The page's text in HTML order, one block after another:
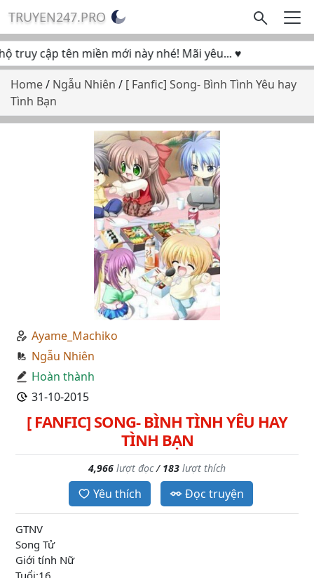
TRUYEN247.PRO
cập tên miền mới này nhé! Mãi yêu... ♥
Home/ Ngẫu Nhiên / [ Fanfic] Song- Bình Tình Yêu hay
Tình Bạn
Ayame_Machiko
Ngẫu Nhiên
Hoàn thành
31-10-2015
[ FANFIC] SONG- BÌNH TÌNH YÊU HAY
TÌNH BẠN
4,966 lượt đọc/ 183 lượt thích
Yêu thích Đọc truyện
GTNV
Song Tử
Giới tính Nữ
Tuổi:16